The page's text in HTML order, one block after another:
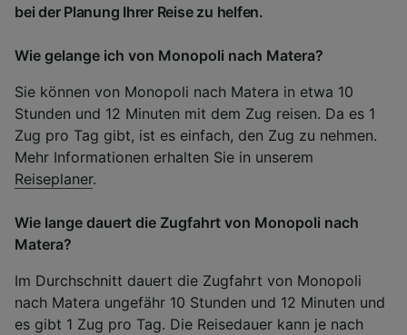
bei der Planung Ihrer Reise zu helfen.
Wie gelange ich von Monopoli nach Matera?
Sie können von Monopoli nach Matera in etwa 10
Stunden und 12 Minuten mit dem Zug reisen. Da es 1
Zug pro Tag gibt, ist es einfach, den Zug zu nehmen.
Mehr Informationen erhalten Sie in unserem
Reiseplaner.
Wie lange dauert die Zugfahrt von Monopoli nach
Matera?
Im Durchschnitt dauert die Zugfahrt von Monopoli
nach Matera ungefähr 10 Stunden und 12 Minuten und
es gibt 1 Zug pro Tag. Die Reisedauer kann je nach